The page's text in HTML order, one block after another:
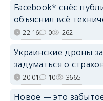
Facebook* снёс
объяснил всё
22:16 0 262
Украинские дроны
задуматься о
20:01 10 3665
Новое — это